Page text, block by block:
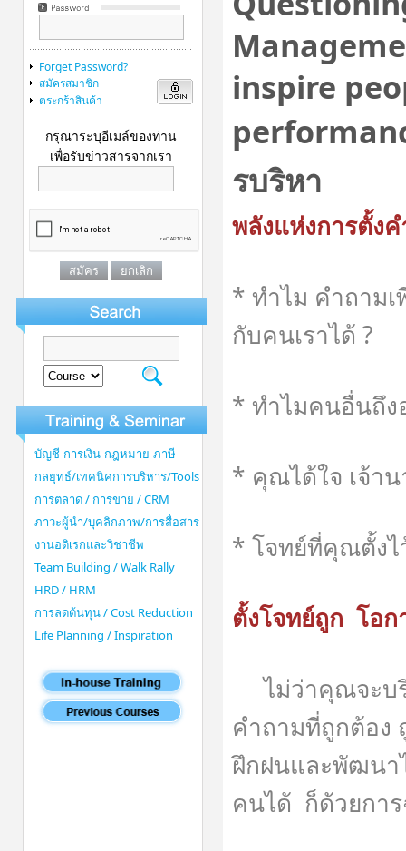
Forget Password?
สมัครสมาชิก
ตระกร้าสินค้า
กรุณาระบุอีเมล์ของท่าน
เพื่อรับข่าวสารจากเรา
บัญชี-การเงิน-กฎหมาย-ภาษี
กลยุทธ์/เทคนิคการบริหาร/Tools
การตลาด / การขาย / CRM
ภาวะผู้นำ/บุคลิกภาพ/การสื่อสาร
งานอดิเรกและวิชาชีพ
Team Building / Walk Rally
HRD / HRM
การลดต้นทุน / Cost Reduction
Life Planning / Inspiration
inspire
รบริหา
พลังแห่งการตั้ง
* ทำไม คำถามเ
กับคนเราได้ ?
* ทำไมคนอื่นถึง
* คุณได้ใจ เจ้า
* โจทย์ที่คุณตั้งไ
ตั้งโจทย์ถูก โอก
ไม่ว่าคุณจะบริ
คำถามที่ถูกต้อง
ฝึกฝนและพัฒนา
คนได้ ก็ด้วยกา